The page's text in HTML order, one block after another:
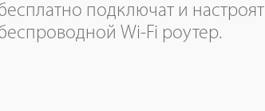
подключат и настроят
Wi-Fi роутер.